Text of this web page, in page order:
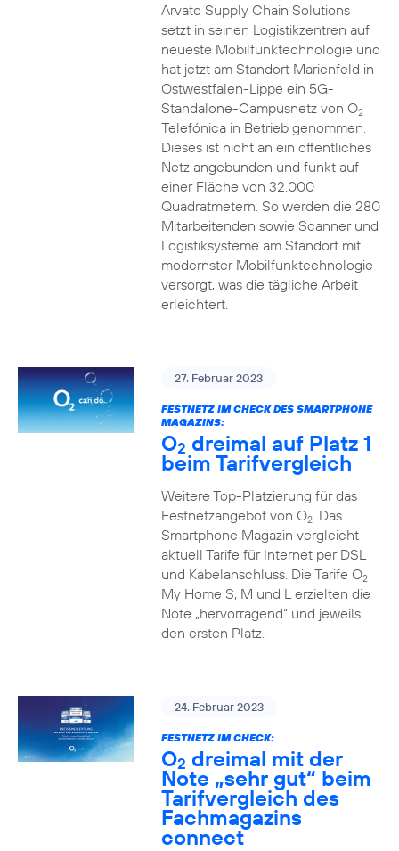
Arvato Supply Chain Solutions
setzt in seinen Logistikzentren auf
neueste Mobilfunktechnologie und
hat jetzt am Standort Marienfeld in
Ostwestfalen-Lippe ein 5G-
Standalone-Campusnetz von O2
Telefónica in Betrieb genommen.
Dieses ist nicht an ein öffentliches
Netz angebunden und funkt auf
einer Fläche von 32.000
Quadratmetern. So werden die 280
Mitarbeitenden sowie Scanner und
Logistiksysteme am Standort mit
modernster Mobilfunktechnologie
versorgt, was die tägliche Arbeit
erleichtert.
27. Februar 2023
FESTNETZ IM CHECK DES SMARTPHONE
MAGAZINS:
O2 dreimal auf Platz 1
beim Tarifvergleich
Weitere Top-Platzierung für das
Festnetzangebot von O2. Das
Smartphone Magazin vergleicht
aktuell Tarife für Internet per DSL
und Kabelanschluss. Die Tarife O2
My Home S, M und L erzielten die
Note „hervorragend“ und jeweils
den ersten Platz.
24. Februar 2023
FESTNETZ IM CHECK:
O2 dreimal mit der
Note „sehr gut“ beim
Tarifvergleich des
Fachmagazins
connect